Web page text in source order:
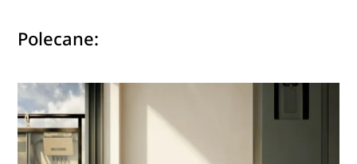
Polecane: